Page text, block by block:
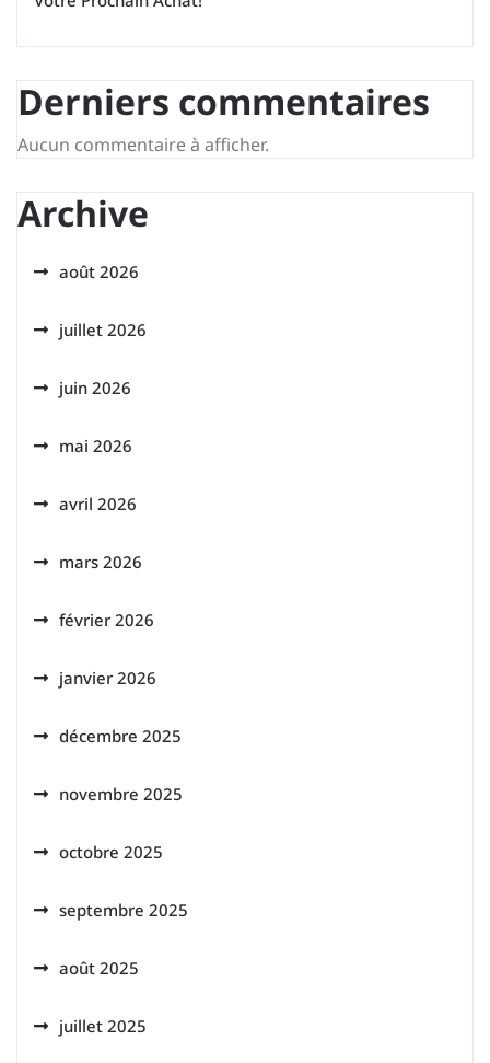
Derniers commentaires
Aucun commentaire à afficher.
Archive
août 2026
juillet 2026
juin 2026
mai 2026
avril 2026
mars 2026
février 2026
janvier 2026
décembre 2025
novembre 2025
octobre 2025
septembre 2025
août 2025
juillet 2025